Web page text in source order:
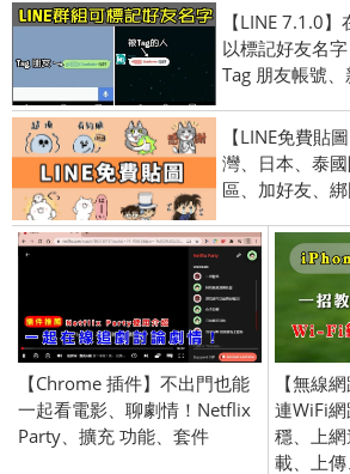
【LINE 7.1.0
以標記好友名
Tag 朋友帳號、
【LINE免費貼
灣、日本、泰
區、加好友、
【Chrome 插件】不出門也能
一起看電影、聊劇情！Netflix
Party、擴充 功能、套件
【無線
連WiFi
穩、上
載、上